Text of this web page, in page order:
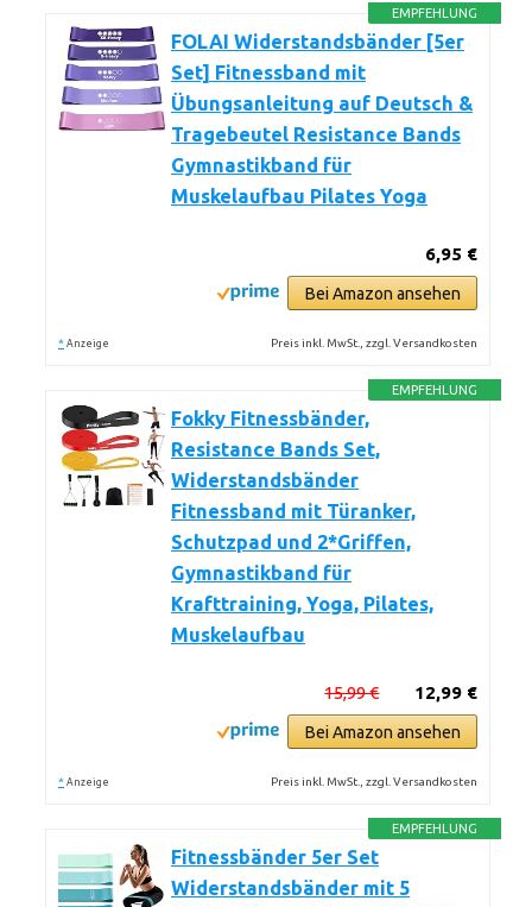
EMPFEHLUNG
FOLAI Widerstandsbänder [5er
Set] Fitnessband mit
Übungsanleitung auf Deutsch &
Tragebeutel Resistance Bands
Gymnastikband für
Muskelaufbau Pilates Yoga
6,95 €
Bei Amazon ansehen
* Anzeige Preis inkl. MwSt., zzgl. Versandkosten
EMPFEHLUNG
Fokky Fitnessbänder,
Resistance Bands Set,
Widerstandsbänder
Fitnessband mit Türanker,
Schutzpad und 2*Griffen,
Gymnastikband für
Krafttraining, Yoga, Pilates,
Muskelaufbau
12,99 €
15,99 €
Bei Amazon ansehen
* Anzeige Preis inkl. MwSt., zzgl. Versandkosten
EMPFEHLUNG
Fitnessbänder 5er Set
Widerstandsbänder mit 5